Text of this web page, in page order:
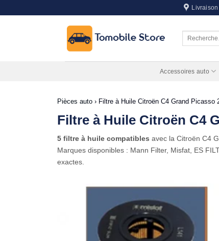
au
Accessoires auto
Pièces auto › Filtre à Huile Citroën C4 Grand Picasso
Filtre à Huile Citroën C4
5 filtre à huile compatibles avec la Citroën C4
Marques disponibles : Mann Filter, Misfat, ES
exactes.